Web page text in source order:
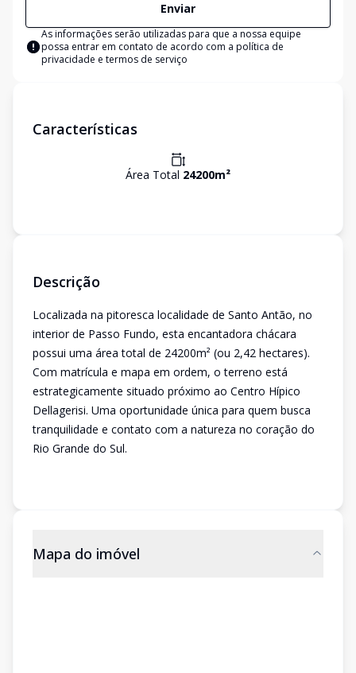
Enviar
As informações serão utilizadas para que a nossa equipe
possa entrar em contato de acordo com a política de
privacidade e termos de serviço
Características
Área Total 24200m²
Descrição
Localizada na pitoresca localidade de Santo Antão, no
interior de Passo Fundo, esta encantadora chácara
possui uma área total de 24200m² (ou 2,42 hectares).
Com matrícula e mapa em ordem, o terreno está
estrategicamente situado próximo ao Centro Hípico
Dellagerisi. Uma oportunidade única para quem busca
tranquilidade e contato com a natureza no coração do
Rio Grande do Sul.
Mapa do imóvel